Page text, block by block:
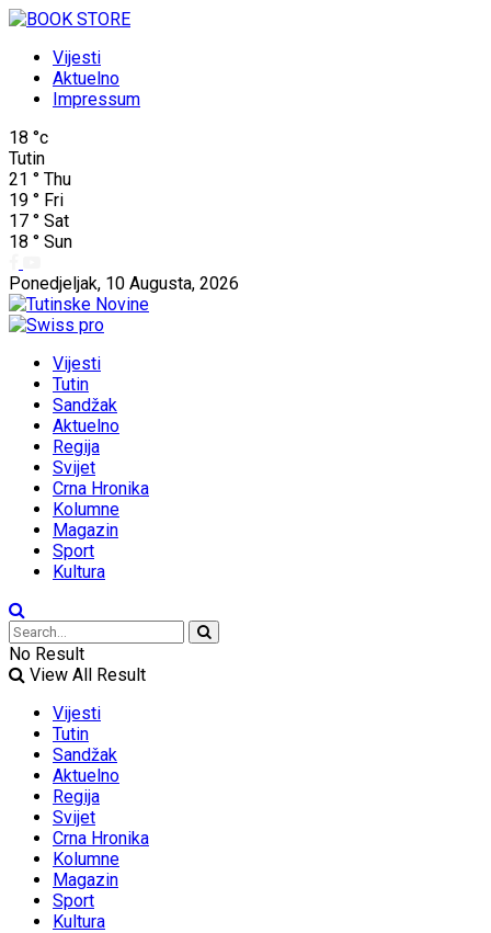
Vijesti
Aktuelno
Impressum
18 °c
Tutin
21 ° Thu
19 ° Fri
17 ° Sat
18 ° Sun
Ponedjeljak, 10 Augusta, 2026
Vijesti
Tutin
Sandžak
Aktuelno
Regija
Svijet
Crna Hronika
Kolumne
Magazin
Sport
Kultura
No Result
View All Result
Vijesti
Tutin
Sandžak
Aktuelno
Regija
Svijet
Crna Hronika
Kolumne
Magazin
Sport
Kultura